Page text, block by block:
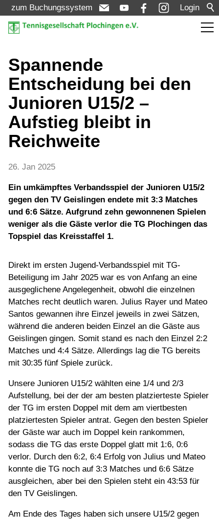
Login
zum Buchungssystem
Aktuelles
Meldungen
Termine
Turniere
Mannschaften
Jugend
Gaststätte
Spannende
Entscheidung bei den
Junioren U15/2 –
Aufstieg bleibt in
Reichweite
26. Jan 2025
Ein umkämpftes Verbandsspiel der Junioren U15/2
gegen den TV Geislingen endete mit 3:3 Matches
und 6:6 Sätze. Aufgrund zehn gewonnenen Spielen
weniger als die Gäste verlor die TG Plochingen das
Topspiel das Kreisstaffel 1.
Direkt im ersten Jugend-Verbandsspiel mit TG-
Beteiligung im Jahr 2025 war es von Anfang an eine
ausgeglichene Angelegenheit, obwohl die einzelnen
Matches recht deutlich waren. Julius Rayer und Mateo
Santos gewannen ihre Einzel jeweils in zwei Sätzen,
während die anderen beiden Einzel an die Gäste aus
Geislingen gingen. Somit stand es nach den Einzel 2:2
Matches und 4:4 Sätze. Allerdings lag die TG bereits
mit 30:35 fünf Spiele zurück.
Unsere Junioren U15/2 wählten eine 1/4 und 2/3
Aufstellung, bei der der am besten platzierteste Spieler
der TG im ersten Doppel mit dem am viertbesten
platziertesten Spieler antrat. Gegen den besten Spieler
der Gäste war auch im Doppel kein rankommen,
sodass die TG das erste Doppel glatt mit 1:6, 0:6
verlor. Durch den 6:2, 6:4 Erfolg von Julius und Mateo
konnte die TG noch auf 3:3 Matches und 6:6 Sätze
ausgleichen, aber bei den Spielen steht ein 43:53 für
den TV Geislingen.
Am Ende des Tages haben sich unsere U15/2 gegen